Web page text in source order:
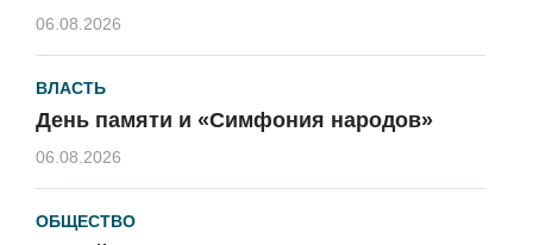
06.08.2026
ВЛАСТЬ
День памяти и «Симфония народов»
06.08.2026
ОБЩЕСТВО